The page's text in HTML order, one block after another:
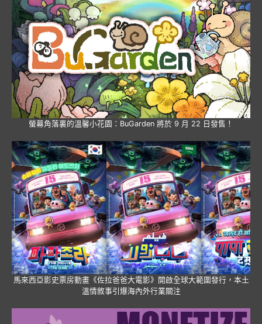
螢幕角落裏的溫馨小花園：BuGarden 將於 9 月 22 日發售！
馬來西亞影史票房動畫《佐拉爸爸大電影》開啟全球大範圍發行，本土
溫情敘事引爆海內外行業關注